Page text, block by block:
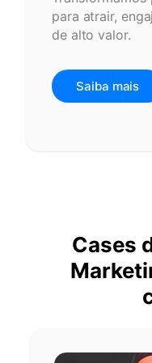
para atrair,
de alto valor.
Saiba mais
Cases